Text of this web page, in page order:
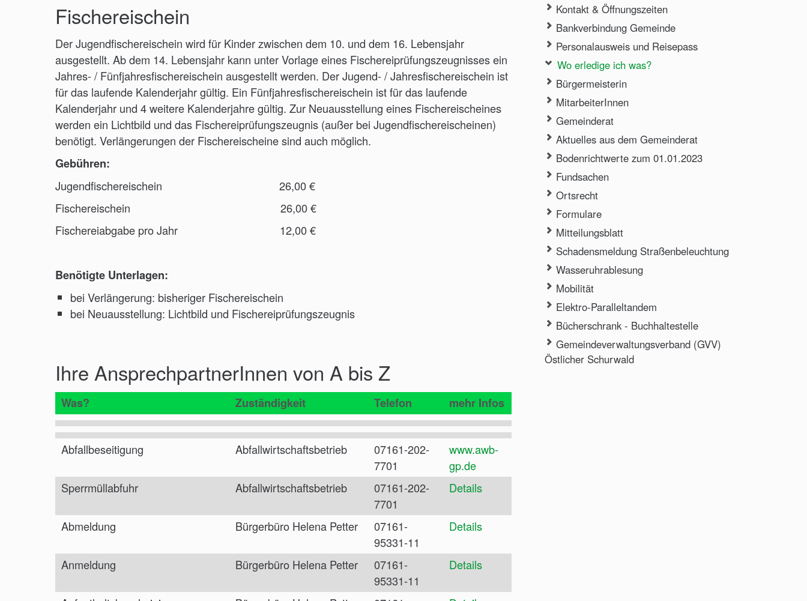
Fischereischein
Der Jugendfischereischein wird für Kinder zwischen dem 10. und dem 16. Lebensjahr
ausgestellt. Ab dem 14. Lebensjahr kann unter Vorlage eines Fischereiprüfungszeugnisses ein
Jahres- / Fünfjahresfischereischein ausgestellt werden. Der Jugend- / Jahresfischereischein ist
für das laufende Kalenderjahr gültig. Ein Fünfjahresfischereischein ist für das laufende
Kalenderjahr und 4 weitere Kalenderjahre gültig. Zur Neuausstellung eines Fischereischeines
werden ein Lichtbild und das Fischereiprüfungszeugnis (außer bei Jugendfischereischeinen)
benötigt. Verlängerungen der Fischereischeine sind auch möglich.
Gebühren:
Jugendfischereischein 26,00 €
Fischereischein 26,00 €
Fischereiabgabe pro Jahr 12,00 €
Benötigte Unterlagen:
bei Verlängerung: bisheriger Fischereischein
bei Neuausstellung: Lichtbild und Fischereiprüfungszeugnis
Ihre AnsprechpartnerInnen von A bis Z
Was? Zuständigkeit Telefon mehr Infos
Abfallbeseitigung Abfallwirtschaftsbetrieb
07161-202-
7701
www.awb-
gp.de
Sperrmüllabfuhr
Abfallwirtschaftsbetrieb
07161-202-
7701
Details
Abmeldung Bürgerbüro Helena Petter
07161-
95331-11
Details
Anmeldung Bürgerbüro Helena Petter
07161-
95331-11
Details
Kontakt & Öffnungszeiten
Bankverbindung Gemeinde
Personalausweis und Reisepass
Wo erledige ich was?
Bürgermeisterin
MitarbeiterInnen
Gemeinderat
Aktuelles aus dem Gemeinderat
Bodenrichtwerte zum 01.01.2023
Fundsachen
Ortsrecht
Formulare
Mitteilungsblatt
Schadensmeldung Straßenbeleuchtung
Wasseruhrablesung
Mobilität
Elektro-Paralleltandem
Bücherschrank - Buchhaltestelle
Gemeindeverwaltungsverband (GVV)
Östlicher Schurwald